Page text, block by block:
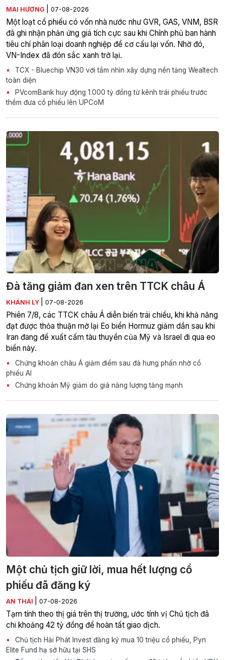
MAI HƯƠNG 07-08-2026
Một loạt cổ phiếu có vốn nhà nước như GVR, GAS, VNM, BSR
đã ghi nhận phản ứng giá tích cực sau khi Chính phủ ban hành
tiêu chí phân loại doanh nghiệp để cơ cấu lại vốn. Nhờ đó,
VN-Index đã đón sắc xanh trở lại.
TCX - Bluechip VN30 với tầm nhìn xây dựng nền tảng Wealtech
toàn diện
PVcomBank huy động 1.000 tỷ đồng từ kênh trái phiếu trước
thềm đưa cổ phiếu lên UPCoM
Đà tăng giảm đan xen trên TTCK châu Á
KHÁNH LY 07-08-2026
Phiên 7/8, các TTCK châu Á diễn biến trái chiều, khi khả năng
đạt được thỏa thuận mở lại Eo biển Hormuz giảm dần sau khi
Iran đang đề xuất cấm tàu thuyền của Mỹ và Israel đi qua eo
biển này.
Chứng khoán châu Á giảm điểm sau đà hưng phấn nhờ cổ
phiếu AI
Chứng khoán Mỹ giảm do giá năng lượng tăng mạnh
Một chủ tịch giữ lời, mua hết lượng cổ
phiếu đã đăng ký
AN THÁI 07-08-2026
Tạm tính theo thị giá trên thị trường, ước tính vị Chủ tịch đã
chi khoảng 42 tỷ đồng để hoàn tất giao dịch.
Chủ tịch Hải Phát Invest đăng ký mua 10 triệu cổ phiếu, Pyn
Elite Fund hạ sở hữu tại SHS